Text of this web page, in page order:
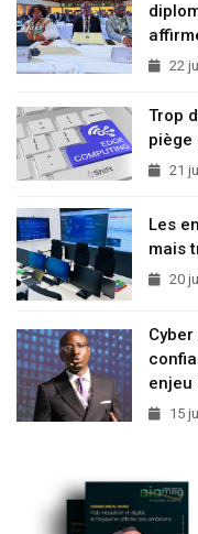
22
Trop
piège
21
Les
mais
20
enjeu
15